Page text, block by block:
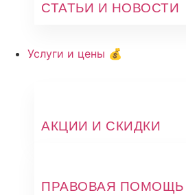
СТАТЬИ И НОВОСТИ
Услуги и цены 💰
АКЦИИ И СКИДКИ
ПРАВОВАЯ ПОМОЩЬ